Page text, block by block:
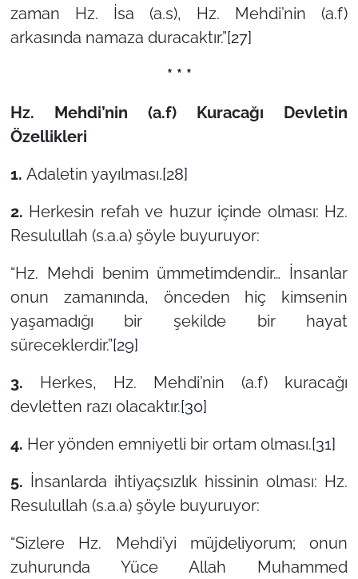
zaman Hz. İsa (a.s), Hz. Mehdi’nin (a.f)
arkasında namaza duracaktır.”[27]
* * *
Hz. Mehdi’nin (a.f) Kuracağı Devletin
Özellikleri
1. Adaletin yayılması.[28]
2. Herkesin refah ve huzur içinde olması: Hz.
Resulullah (s.a.a) şöyle buyuruyor:
“Hz. Mehdi benim ümmetimdendir… İnsanlar
onun zamanında, önceden hiç kimsenin
yaşamadığı bir şekilde bir hayat
süreceklerdir.”[29]
3. Herkes, Hz. Mehdi’nin (a.f) kuracağı
devletten razı olacaktır.[30]
4. Her yönden emniyetli bir ortam olması.[31]
5. İnsanlarda ihtiyaçsızlık hissinin olması: Hz.
Resulullah (s.a.a) şöyle buyuruyor:
“Sizlere Hz. Mehdi’yi müjdeliyorum; onun
zuhurunda Yüce Allah Muhammed